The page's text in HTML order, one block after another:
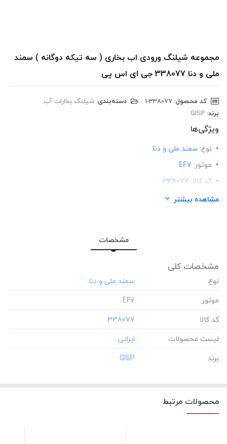
مجموعه شیلنگ ورودی اب بخاری ( سه تیکه دوگانه ) سمند
ملی و دنا 338077 جی ای اس پی
کد محصول: دسته‌بندی: شیلنگ بخارات آب
برند: GISP
ویژگی‌ها
نوع: سمند ملی و دنا
موتور: EF7
کد کالا: 338077
لیست محصولات:
مشاهده بیشتر
مشخصات
مشخصات کلی
نوع
موتور
‎EF7
کد کالا
‎338077
لیست محصولات
برند
‎GISP
محصولات مرتبط